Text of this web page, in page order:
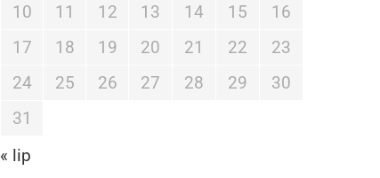
10
11 12 13 14 15
16
17
18 19 20 21 22
23
24
25 26 27 28 29
30
31
« lip